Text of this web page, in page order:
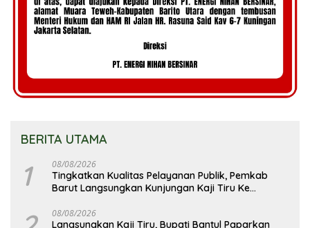
BERITA UTAMA
1 08/08/2026
Tingkatkan Kualitas Pelayanan Publik, Pemkab
Barut Langsungkan Kunjungan Kaji Tiru Ke
08/08/2026
Langsungkan Kaji Tiru, Bupati Bantul Paparkan